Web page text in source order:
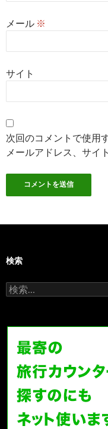
メール ※
サイト
次回のコメントで使用
メールアドレス、サイ
検索
検
索: